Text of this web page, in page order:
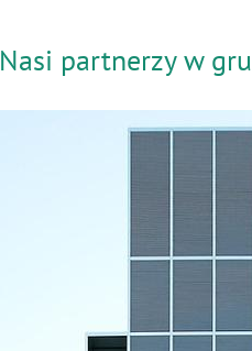
Nasi partnerzy w